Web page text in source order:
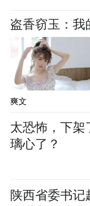
“特别声明：以
频)为凤凰网旗
布，本平台仅提
Notice: The
pictures and
by the user of
platform and
space services.”
盗香窃玉：我
爽文
太恐怖，下架
璃心了？
陕西省委书